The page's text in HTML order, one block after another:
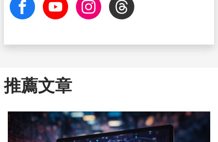
facebook Youtube InstagramThreads
推薦文章